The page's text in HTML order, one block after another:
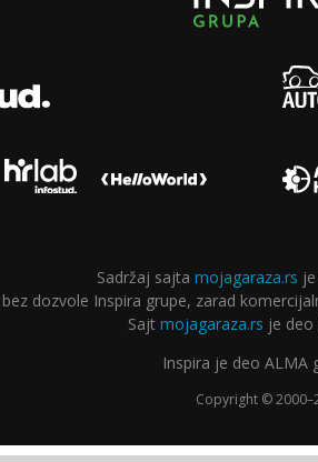
Sadržaj sajta mojagaraza.rs
dozvole Inspira grupe, zarad
Sajt mojagaraza.rs je deo
Inspira je deo ALMA
Copyright ©